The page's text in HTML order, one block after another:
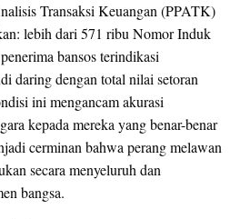
Transaksi Keuangan (PPATK)
lebih dari 571 ribu Nomor Induk
bansos terindikasi
daring dengan total nilai setoran
ini mengancam akurasi
kepada mereka yang benar-benar
cerminan bahwa perang melawan
secara menyeluruh dan
bangsa.